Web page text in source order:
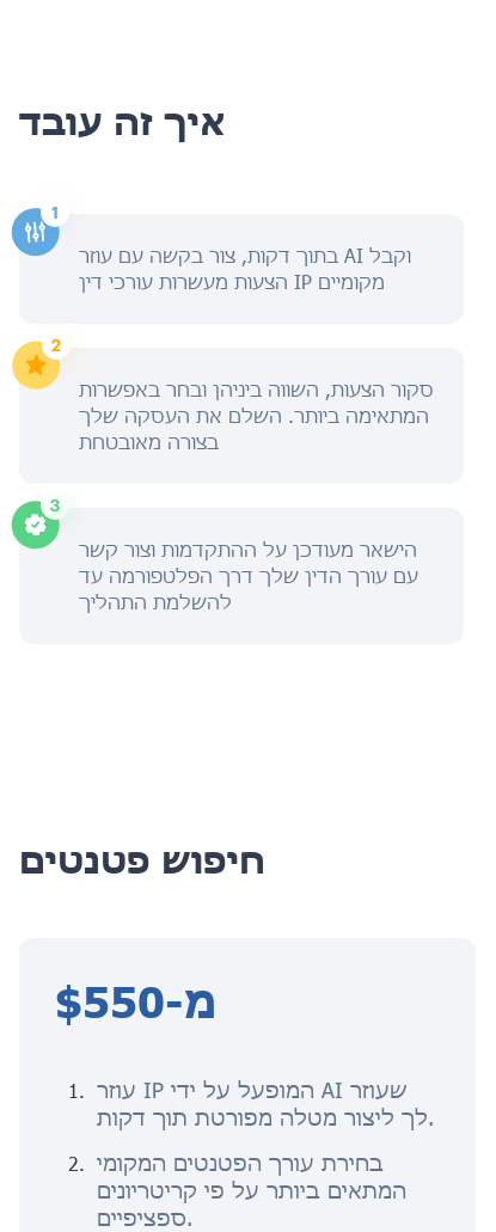
איך זה עובד
בתוך דקות, צור בקשה עם עוזר AI וקבל
הצעות מעשרות עורכי דין IP מקומיים
סקור הצעות, השווה ביניהן ובחר באפשרות
המתאימה ביותר. השלם את העסקה שלך
בצורה מאובטחת
הישאר מעודכן על ההתקדמות וצור קשר
עם עורך הדין שלך דרך הפלטפורמה עד
להשלמת התהליך
חיפוש פטנטים
מ-$550
עוזר IP המופעל על ידי AI שעוזר
לך ליצור מטלה מפורטת תוך דקות.
בחירת עורך הפטנטים המקומי
המתאים ביותר על פי קריטריונים
ספציפיים.